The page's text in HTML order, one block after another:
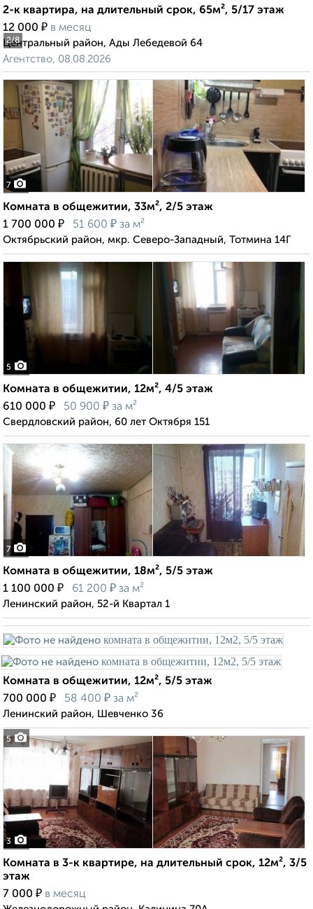
2/8
2-к квартира, на длительный срок, 65м², 5/17 этаж
12 000 ₽ в месяц
Центральный район, Ады Лебедевой 64
Агентство, 08.08.2026
7
Комната в общежитии, 33м², 2/5 этаж
1 700 000 ₽ 51 600 ₽ за м²
Октябрьский район, мкр. Северо-Западный, Тотмина 14Г
5
Комната в общежитии, 12м², 4/5 этаж
610 000 ₽ 50 900 ₽ за м²
Свердловский район, 60 лет Октября 151
7
Комната в общежитии, 18м², 5/5 этаж
1 100 000 ₽ 61 200 ₽ за м²
Ленинский район, 52-й Квартал 1
5
Комната в общежитии, 12м², 5/5 этаж
700 000 ₽ 58 400 ₽ за м²
Ленинский район, Шевченко 36
3
Комната в 3-к квартире, на длительный срок, 12м², 3/5
этаж
7 000 ₽ в месяц